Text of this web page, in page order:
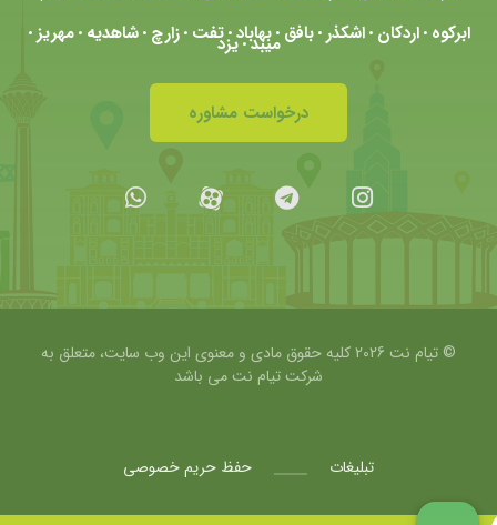
ابرکوه •اردکان •اشکذر •بافق •بهاباد •تفت •زارچ •شاهدیه •مهریز • میبد•یزد
درخواست مشاوره
© تیام نت 2026 کلیه حقوق مادی و معنوی این وب سایت، متعلق به
شرکتتیام نت می باشد
حفظ حریم خصوصی تبلیغات